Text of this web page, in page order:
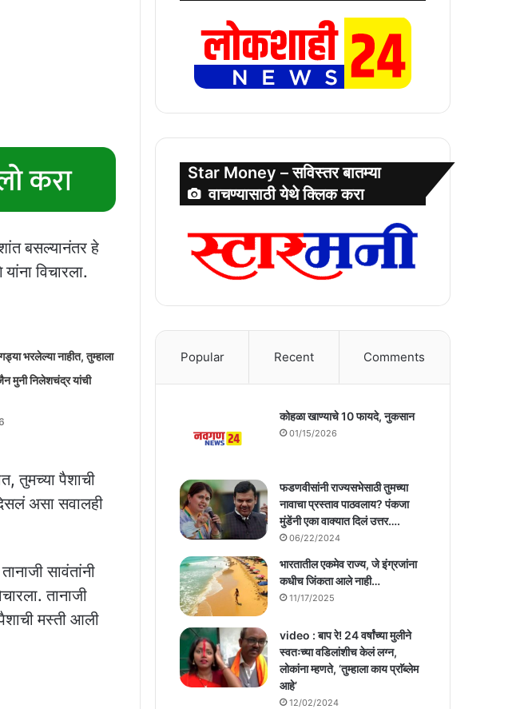
बसल्यानंतर हे
विचारला.
भरलेल्या नाहीत, तुम्हाला
मुनी निलेशचंद्र यांची
तुमच्या पैशाची
असा सवालही
सावंतांनी
तानाजी
मस्ती आली
Star Money – सविस्तर बातम्या
वाचण्यासाठी येथे क्लिक करा
Popular Recent Comments
कोहळा खाण्याचे 10 फायदे, नुकसान
01/15/2026
फडणवीसांनी राज्यसभेसाठी तुमच्या
नावाचा प्रस्ताव पाठवलाय? पंकजा
मुंडेंनी एका वाक्यात दिलं उत्तर….
06/22/2024
भारतातील एकमेव राज्य, जे इंग्रजांना
कधीच जिंकता आले नाही…
11/17/2025
video : बाप रे! 24 वर्षांच्या मुलीने
स्वतःच्या वडिलांशीच केलं लग्न,
लोकांना म्हणते, ‘तुम्हाला काय प्राॅब्लेम
आहे’
12/02/2024